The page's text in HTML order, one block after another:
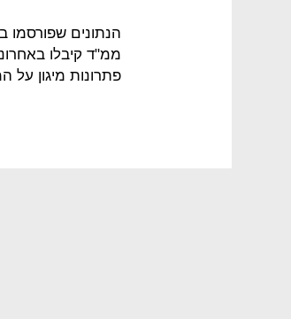
הנתונים שפורסמו
ממ"ד קיבלו
פתרונות מיגון על